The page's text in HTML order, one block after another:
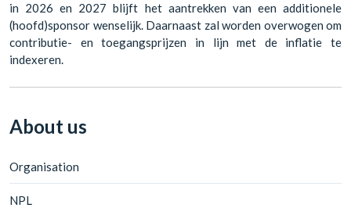
in 2026 en 2027 blijft het aantrekken van een additionele
(hoofd)sponsor wenselijk. Daarnaast zal worden overwogen om
contributie- en toegangsprijzen in lijn met de inflatie te
indexeren.
About us
Organisation
NPL